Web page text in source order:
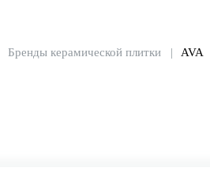
Бренды керамической плитки AVA